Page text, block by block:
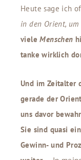
Heute sage ich
in den Orient, um
vieleMenschen
tanke wirklich
Und im Zeitalter
gerade der
uns davor
Sie sind quasi
Gewinn- und